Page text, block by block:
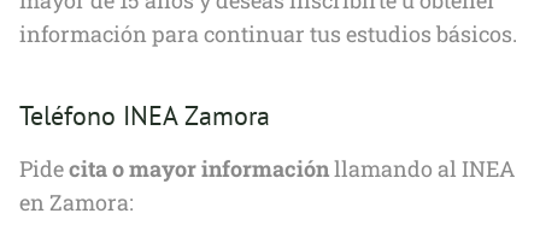
información para continuar tus estudios básicos.
Teléfono INEA Zamora
Pidecita o mayor informaciónllamando al INEA
en Zamora: